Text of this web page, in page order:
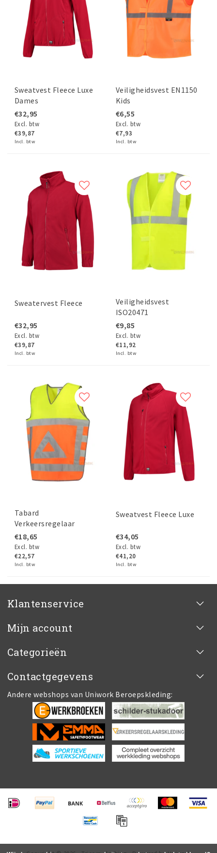
Sweatvest Fleece Luxe
Dames
€32,95
Excl. btw
€39,87
Incl. btw
Veiligheidsvest EN1150
Kids
€6,55
Excl. btw
€7,93
Incl. btw
Sweatervest Fleece
€32,95
Excl. btw
€39,87
Incl. btw
Veiligheidsvest
ISO20471
€9,85
Excl. btw
€11,92
Incl. btw
Tabard
Verkeersregelaar
€18,65
Excl. btw
€22,57
Incl. btw
Sweatvest Fleece Luxe
€34,05
Excl. btw
€41,20
Incl. btw
Klantenservice
Mijn account
Categorieën
Contactgegevens
Andere webshops van Uniwork Beroepskleding: